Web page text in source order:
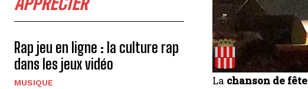
Rap jeu en ligne : la culture rap
dans les jeux vidéo
MUSIQUE La chanson de fête